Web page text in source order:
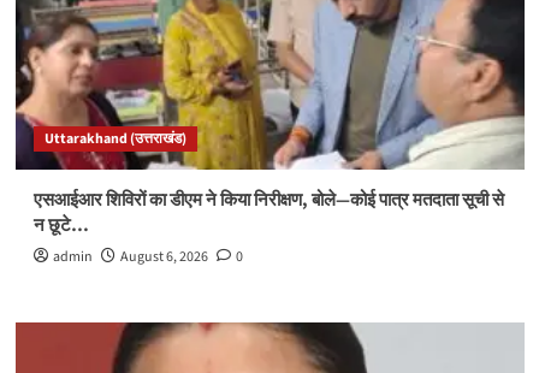
Uttarakhand (उत्तराखंड)
एसआईआर शिविरों का डीएम ने किया निरीक्षण, बोले—कोई पात्र मतदाता सूची से
न छूटे…
admin August 6, 2026 0